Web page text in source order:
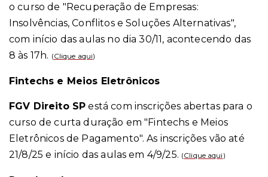
o curso de "Recuperação de Empresas:
Insolvências, Conflitos e Soluções Alternativas",
com início das aulas no dia 30/11, acontecendo das
8 às 17h. (Clique aqui)
Fintechs e Meios Eletrônicos
FGV Direito SP está com inscrições abertas para o
curso de curta duração em "Fintechs e Meios
Eletrônicos de Pagamento". As inscrições vão até
21/8/25 e início das aulas em 4/9/25. (Clique aqui )